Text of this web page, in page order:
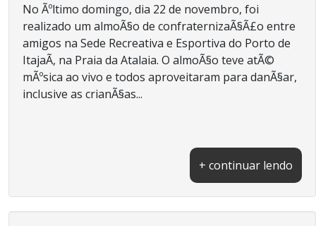
No Ãºltimo domingo, dia 22 de novembro, foi
realizado um almoÃ§o de confraternizaÃ§Ã£o entre
amigos na Sede Recreativa e Esportiva do Porto de
ItajaÃ­, na Praia da Atalaia. O almoÃ§o teve atÃ©
mÃºsica ao vivo e todos aproveitaram para danÃ§ar,
inclusive as crianÃ§as...
+ continuar lendo